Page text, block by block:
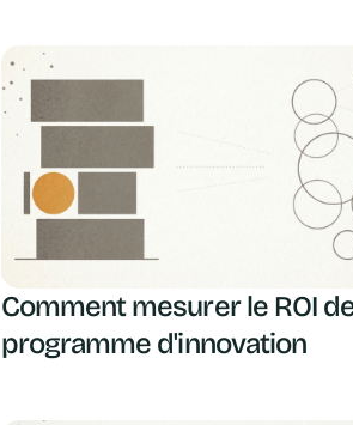
Comment mesurer le ROI
programme d'innovation